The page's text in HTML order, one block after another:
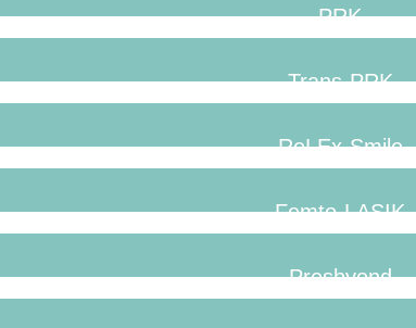
PRK
Trans-PRK
ReLEx-Smile
Femto-LASIK
Presbyond